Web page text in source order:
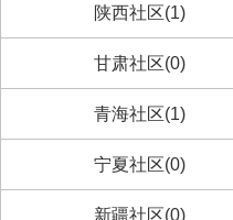
陕西社区(1)
甘肃社区(0)
青海社区(1)
宁夏社区(0)
新疆社区(0)